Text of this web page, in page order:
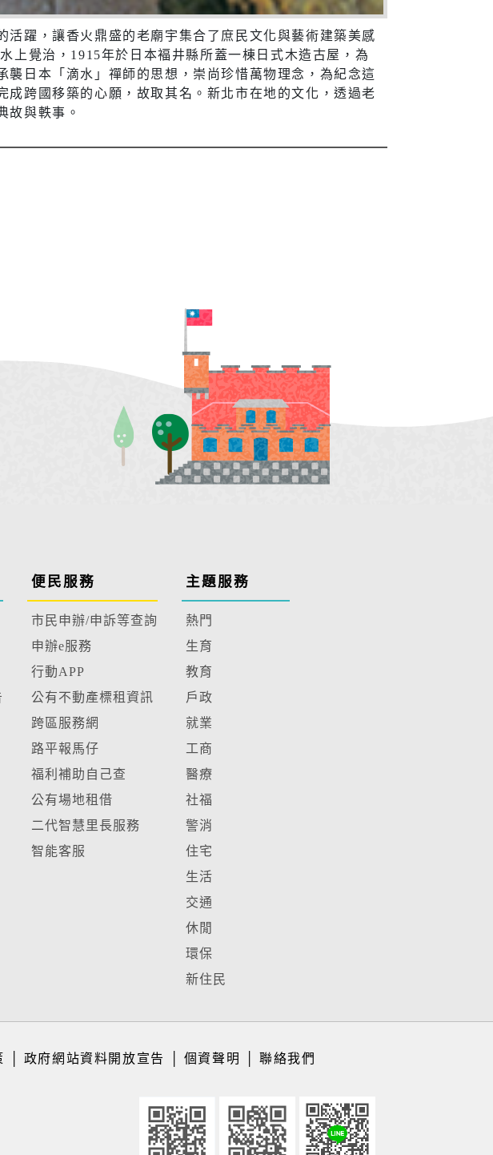
躍，讓香火鼎盛的老廟宇集合了庶民文化與藝術建築美感
上覺治，1915年於日本褔井縣所蓋一棟日式木造古屋，為
日本「滴水」禪師的思想，崇尚珍惜萬物理念，為紀念這
跨國移築的心願，故取其名。新北市在地的文化，透過老
故與軼事。
便民服務
市民申辦/申訴等查詢
申辦e服務
行動APP
公有不動產標租資訊
跨區服務網
路平報馬仔
福利補助自己查
公有場地租借
二代智慧里長服務
智能客服
主題服務
熱門
生育
教育
戶政
就業
工商
醫療
社福
警消
住宅
生活
交通
休閒
環保
新住民
政府網站資料開放宣告 個資聲明 聯絡我們